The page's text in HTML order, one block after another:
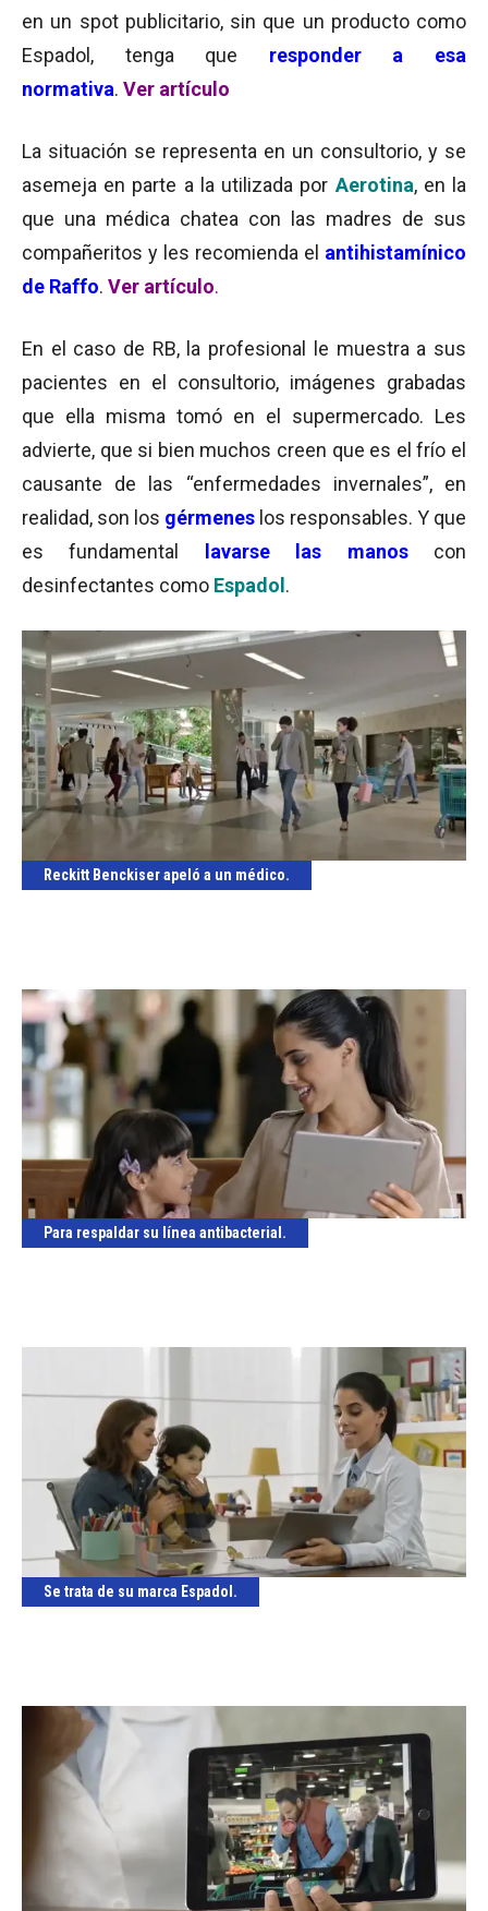
en un spot publicitario, sin que un producto como
Espadol, tenga que responder a esa
normativa. Ver artículo
La situación se representa en un consultorio, y se
asemeja en parte a la utilizada por Aerotina, en la
que una médica chatea con las madres de sus
compañeritos y les recomienda el antihistamínico
de Raffo. Ver artículo.
En el caso de RB, la profesional le muestra a sus
pacientes en el consultorio, imágenes grabadas
que ella misma tomó en el supermercado. Les
advierte, que si bien muchos creen que es el frío el
causante de las “enfermedades invernales”, en
realidad, son los gérmenes los responsables. Y que
es fundamental
lavarse las manos con
desinfectantes como Espadol .
Reckitt Benckiser apeló a un médico.
Para respaldar su línea antibacterial.
Se trata de su marca Espadol.